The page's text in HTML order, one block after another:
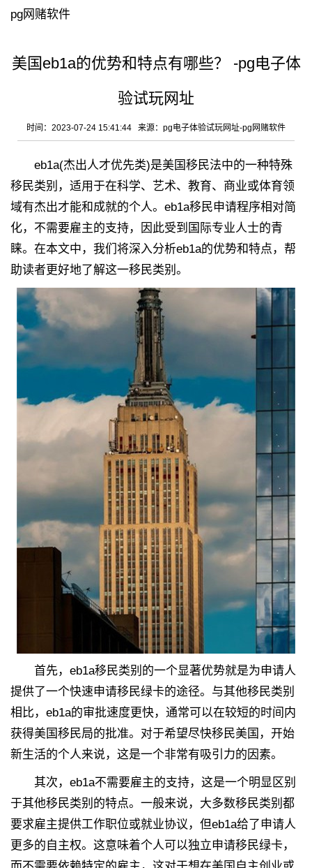
pg网赌软件
美国eb1a的优势和特点有哪些？ -pg电子体
验试玩网址
时间：2023-07-24 15:41:44 来源： pg电子体验试玩网址-pg网赌软件
eb1a(杰出人才优先类)是美国移民法中的一种特殊
移民类别，适用于在科学、艺术、教育、商业或体育领
域有杰出才能和成就的个人。eb1a移民申请程序相对简
化，不需要雇主的支持，因此受到国际专业人士的青
睐。在本文中，我们将深入分析eb1a的优势和特点，帮
助读者更好地了解这一移民类别。
首先，eb1a移民类别的一个显著优势就是为申请人
提供了一个快速申请移民绿卡的途径。与其他移民类别
相比，eb1a的审批速度更快，通常可以在较短的时间内
获得美国移民局的批准。对于希望尽快移民美国，开始
新生活的个人来说，这是一个非常有吸引力的因素。
其次，eb1a不需要雇主的支持，这是一个明显区别
于其他移民类别的特点。一般来说，大多数移民类别都
要求雇主提供工作职位或就业协议，但eb1a给了申请人
更多的自主权。这意味着个人可以独立申请移民绿卡，